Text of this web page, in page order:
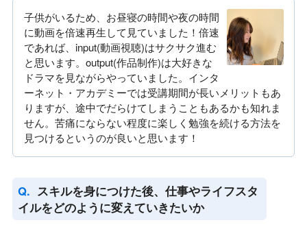
子供がいるため、お昼寝の時間や夜の時間
に動画を倍速再生して見ていました！倍速
であれば、input(動画視聴)はサクサク進む
と思います。output(作品制作)は大好きな
ドラマを見ながらやっていました。インタ
ーネット・アカデミーでは受講期間が長いメリットもあ
りますが、途中でだらけてしまうこともあるかも知れま
せん。苦痛にならない程度に楽しく勉強を続ける方法を
見つけるというのが良いと思います！
スキルを身につけた後、仕事やライフスタ
イルをどのように変えていきたいか